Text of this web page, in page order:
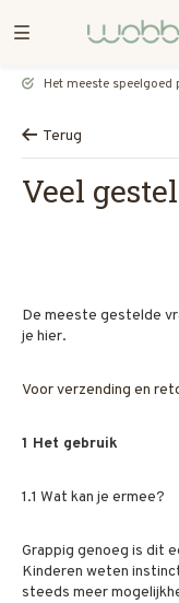
Het meeste
Terug
Veel
De meeste gestelde
je hier.
Voor verzending en
1 Het gebruik
1.1 Wat kan je ermee?
Grappig genoeg is dit
Kinderen weten
steeds meer